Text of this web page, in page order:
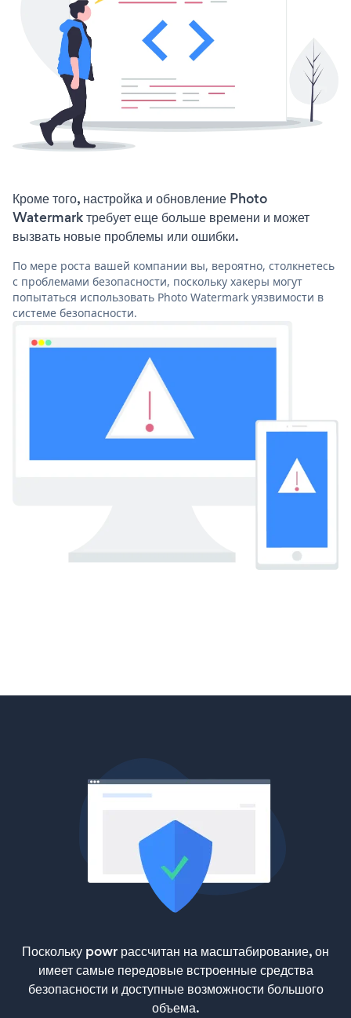
Кроме того, настройка и обновление Photo
Watermark требует еще больше времени и может
вызвать новые проблемы или ошибки.
По мере роста вашей компании вы, вероятно, столкнетесь
с проблемами безопасности, поскольку хакеры могут
попытаться использовать Photo Watermark уязвимости в
системе безопасности.
Поскольку powr рассчитан на масштабирование, он
имеет самые передовые встроенные средства
безопасности и доступные возможности большого
объема.